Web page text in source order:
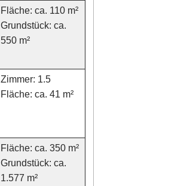
Fläche: ca. 110 m²
Grundstück: ca.
550 m²
Zimmer: 1.5
Fläche: ca. 41 m²
Fläche: ca. 350 m²
Grundstück: ca.
1.577 m²